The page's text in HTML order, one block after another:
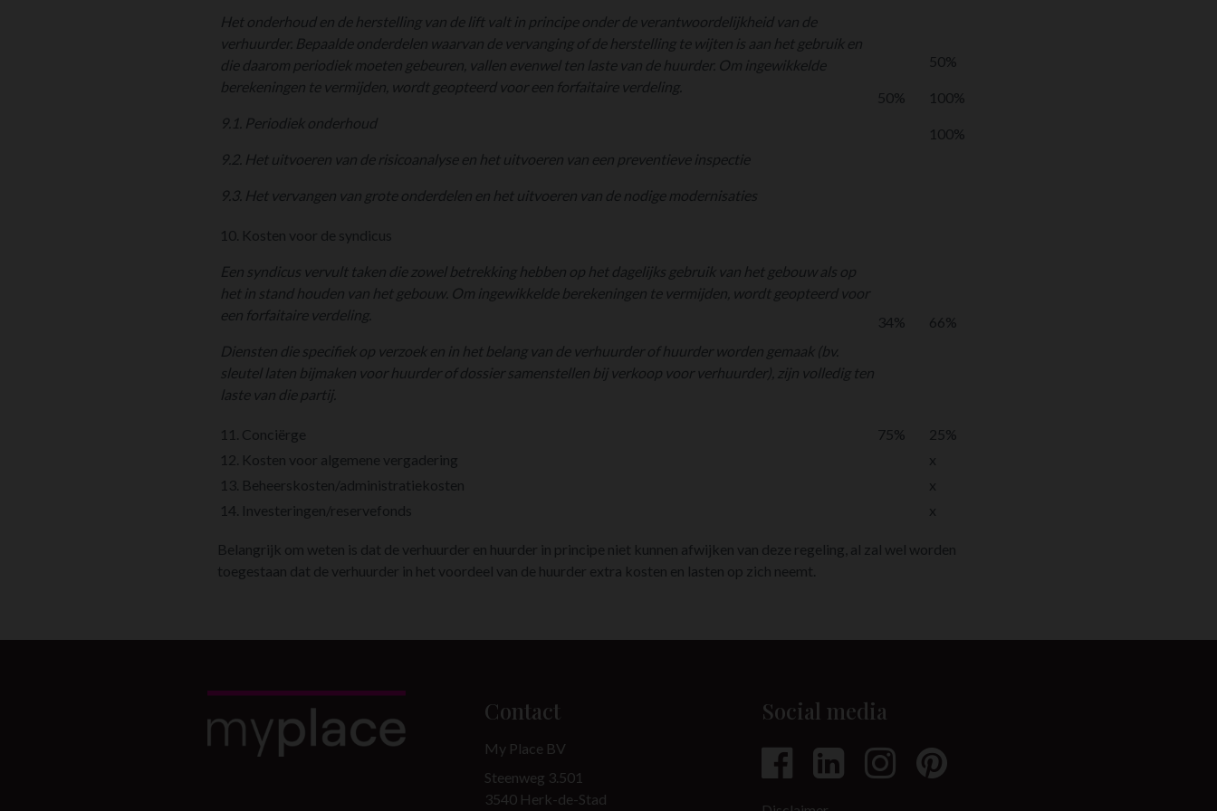
Het onderhoud en de herstelling van de lift valt in principe onder de verantwoordelijkheid van de
verhuurder. Bepaalde onderdelen waarvan de vervanging of de herstelling te wijten is aan het gebruik en
die daarom periodiek moeten gebeuren, vallen evenwel ten laste van de huurder. Om ingewikkelde
berekeningen te vermijden, wordt geopteerd voor een forfaitaire verdeling.
9.1. Periodiek onderhoud
9.2. Het uitvoeren van de risicoanalyse en het uitvoeren van een preventieve inspectie
9.3. Het vervangen van grote onderdelen en het uitvoeren van de nodige modernisaties
50%
50%
100%
100%
10. Kosten voor de syndicus
Een syndicus vervult taken die zowel betrekking hebben op het dagelijks gebruik van het gebouw als op
het in stand houden van het gebouw. Om ingewikkelde berekeningen te vermijden, wordt geopteerd voor
een forfaitaire verdeling.
Diensten die specifiek op verzoek en in het belang van de verhuurder of huurder worden gemaak (bv.
sleutel laten bijmaken voor huurder of dossier samenstellen bij verkoop voor verhuurder), zijn volledig ten
laste van die partij.
34% 66%
11. Conciërge 75%
25%
12. Kosten voor algemene vergadering
x
13. Beheerskosten/administratiekosten
x
14. Investeringen/reservefonds
x
Belangrijk om weten is dat de verhuurder en huurder in principe niet kunnen afwijken van deze regeling, al zal wel worden
toegestaan dat de verhuurder in het voordeel van de huurder extra kosten en lasten op zich neemt.
Contact
My Place BV
Steenweg 3.501
3540 Herk-de-Stad
Social media